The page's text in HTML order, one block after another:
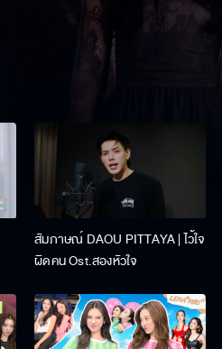
สัมภาษณ์ DAOU PITTAYA | ไว้ใจ
ผิดคน Ost.สองหัวใจ